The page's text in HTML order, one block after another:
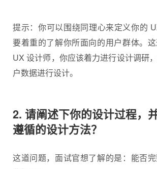
提示：你可以围绕同理心来定义你的
要着重的了解你所面向的用户群体。
UX 设计师，你应该着力进行设计调研
户数据进行设计。
2. 请阐述下你的设计过程，
遵循的设计方法？
这道问题，面试官想了解的是：能否